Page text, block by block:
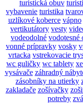
turistická obuv
vybavenie turistika
uzlíkové koberce vápno
vertikutátory vesty
vodeodolné vodotesné
vonné prípravky vosky
vrtacka vstrekovacie
wc guličky wc tablety
vysávače záhradný
zásobníky na utierky
zakladače zošívačky
potreby